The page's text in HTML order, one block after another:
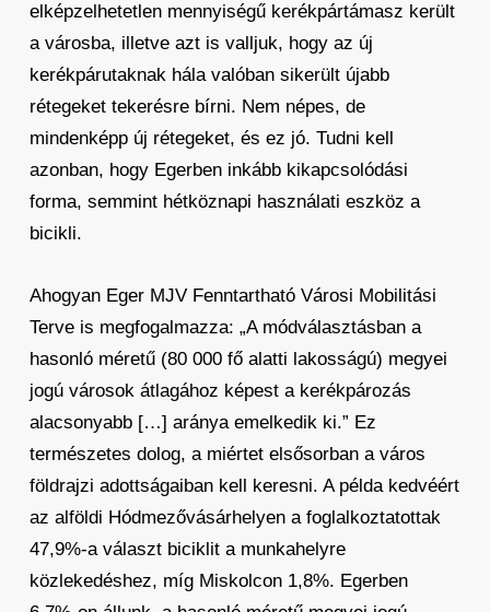
elképzelhetetlen mennyiségű kerékpártámasz került
a városba, illetve azt is valljuk, hogy az új
kerékpárutaknak hála valóban sikerült újabb
rétegeket tekerésre bírni. Nem népes, de
mindenképp új rétegeket, és ez jó. Tudni kell
azonban, hogy Egerben inkább kikapcsolódási
forma, semmint hétköznapi használati eszköz a
bicikli.
Ahogyan Eger MJV Fenntartható Városi Mobilitási
Terve is megfogalmazza: „A módválasztásban a
hasonló méretű (80 000 fő alatti lakosságú) megyei
jogú városok átlagához képest a kerékpározás
alacsonyabb […] aránya emelkedik ki.” Ez
természetes dolog, a miértet elsősorban a város
földrajzi adottságaiban kell keresni. A példa kedvéért
az alföldi Hódmezővásárhelyen a foglalkoztatottak
47,9%-a választ biciklit a munkahelyre
közlekedéshez, míg Miskolcon 1,8%. Egerben